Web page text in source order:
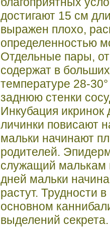
достигают 15 см
выражен плохо,
определенностью
Отдельные пары,
содержат в
температуре 28-
заднюю стенки
Инкубация
личинки повисают
мальки начинают
родителей.
служащий малькам
дней мальки
растут. Трудности
основном
выделений секрета.